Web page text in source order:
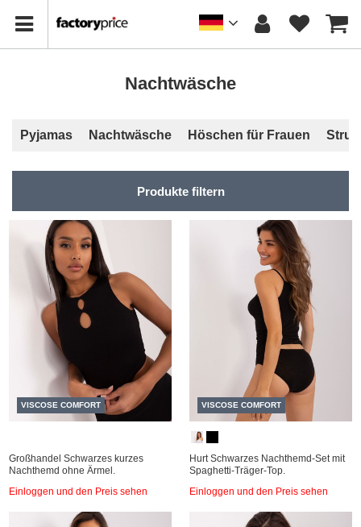
Nachtwäsche
Pyjamas Nachtwäsche Höschen für Frauen
Produkte filtern
VISCOSE COMFORT
Großhandel Schwarzes kurzes
Nachthemd ohne Ärmel.
Einloggen und den Preis sehen
VISCOSE COMFORT
Hurt Schwarzes Nachthemd-Set mit
Spaghetti-Träger-Top.
Einloggen und den Preis sehen